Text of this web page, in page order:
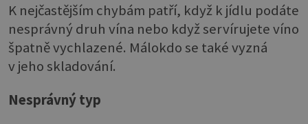
K nejčastějším chybám patří, když k jídlu podáte
nesprávný druh vína nebo když servírujete víno
špatně vychlazené. Málokdo se také vyzná
v jeho skladování.
Nesprávný typ